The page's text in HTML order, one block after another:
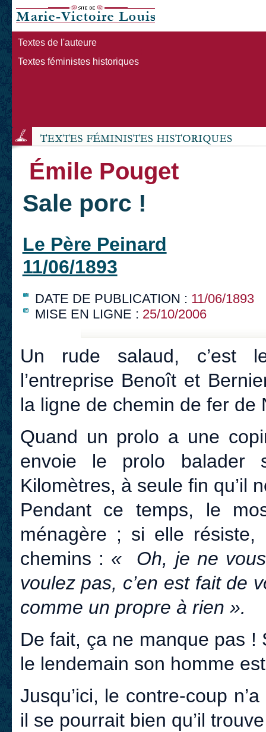
Textes de l'auteure
Textes féministes historiques
Émile Pouget
Sale porc !
Le Père Peinard
11/06/1893
DATE DE PUBLICATION : 11/06/1893
MISE EN LIGNE : 25/10/2006
Un rude salaud, c’est
l’entreprise Benoît et
la ligne de chemin de fer de
Quand un prolo a une
envoie le prolo balader
Kilomètres, à seule fin qu’il
Pendant ce temps, le
ménagère ; si elle
chemins : « Oh, je ne
voulez pas, c’en est fait de
comme un propre à rien ».
De fait, ça ne manque pas
le lendemain son homme
Jusqu’ici, le contre-coup
il se pourrait bien qu’il